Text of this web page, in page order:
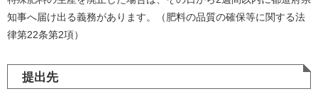
知事へ届け出る義務があります。（肥料の品質の確保等に関する法
律第22条第2項）
提出先